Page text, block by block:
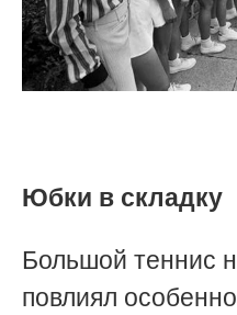
Юбки в складку
Большой теннис
повлиял